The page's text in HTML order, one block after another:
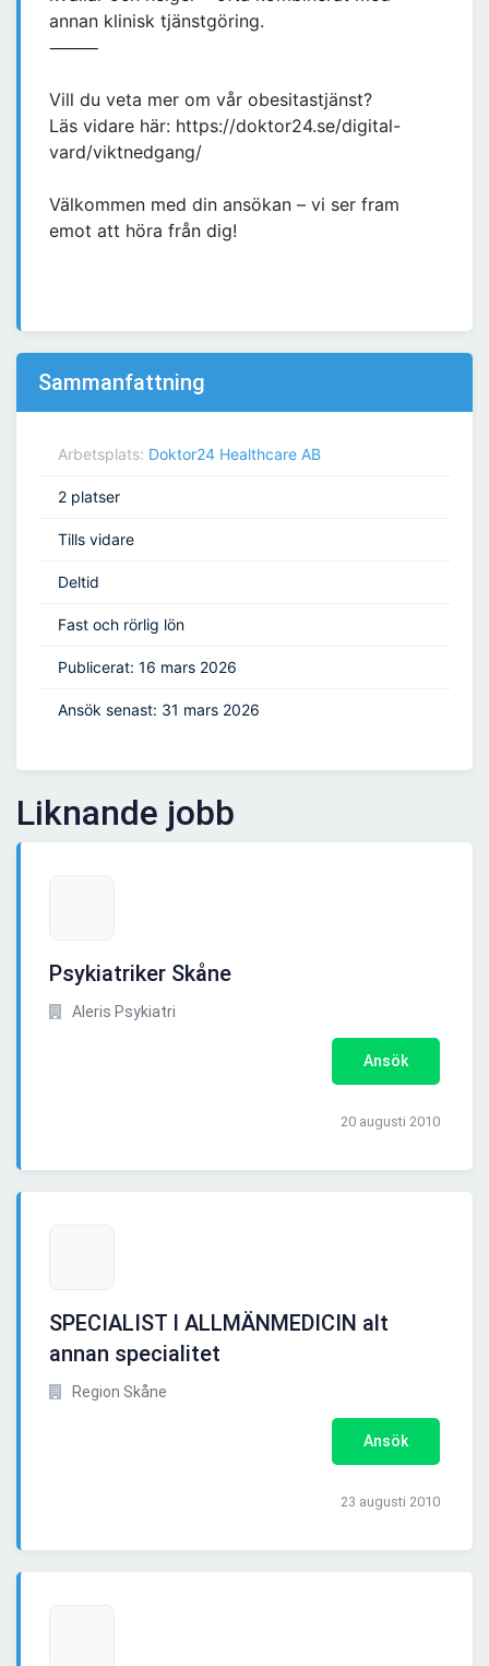
annan klinisk tjänstgöring.
⸻
Vill du veta mer om vår obesitastjänst?
Läs vidare här: https://doktor24.se/digital-
vard/viktnedgang/
Välkommen med din ansökan – vi ser fram
emot att höra från dig!
Sammanfattning
Arbetsplats: Doktor24 Healthcare AB
2 platser
Tills vidare
Deltid
Fast och rörlig lön
Publicerat: 16 mars 2026
Ansök senast: 31 mars 2026
Liknande jobb
Psykiatriker Skåne
Aleris Psykiatri
Ansök
20 augusti 2010
SPECIALIST I ALLMÄNMEDICIN alt
annan specialitet
Region Skåne
Ansök
23 augusti 2010